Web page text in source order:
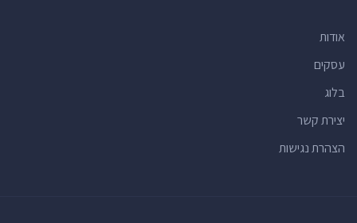
אודות
עסקים
בלוג
יצירת קשר
הצהרת נגישות